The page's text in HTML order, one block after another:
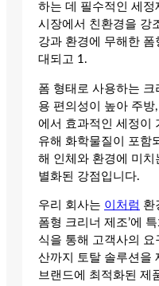
하는 데 필수적인 세정
시장에서 친환경을 강
강과 환경에 무해한
대되고 1.
폼 형태로 사용하는
용 편의성이 높아 주
에서 효과적인 세정이
유해 화학물질이 포함
해 인체와 환경에 미
별화된 강점입니다.
우리 회사는 이처럼 환
폼형 크리너 제조’에
식을 통해 고객사의
산까지 토탈 솔루션을
브랜드에 최적화된 제